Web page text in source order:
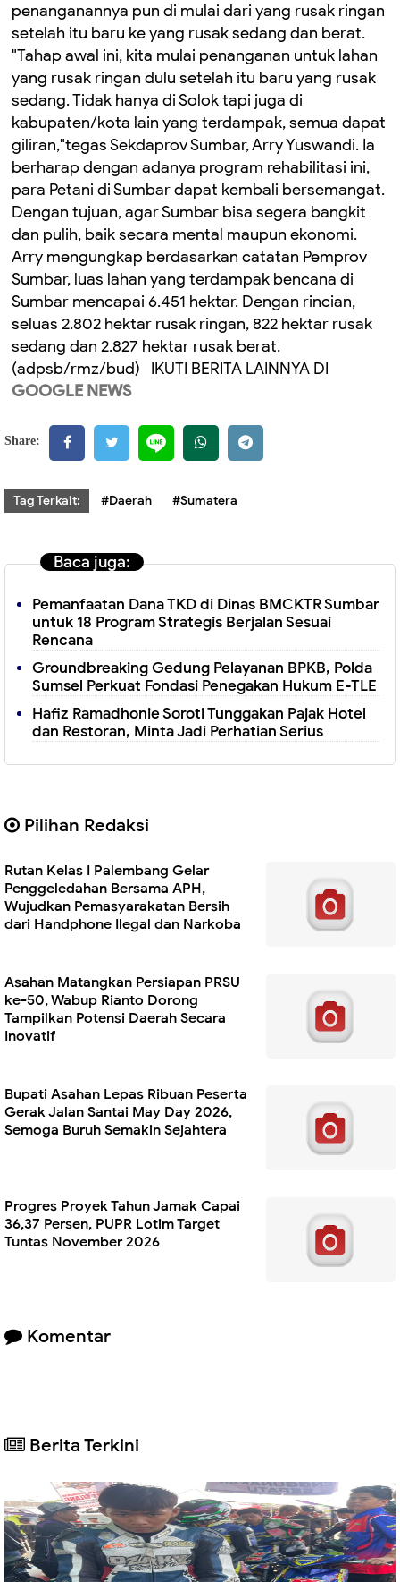
penanganannya pun di mulai dari yang rusak ringan
setelah itu baru ke yang rusak sedang dan berat.
"Tahap awal ini, kita mulai penanganan untuk lahan
yang rusak ringan dulu setelah itu baru yang rusak
sedang. Tidak hanya di Solok tapi juga di
kabupaten/kota lain yang terdampak, semua dapat
giliran,"tegas Sekdaprov Sumbar, Arry Yuswandi. Ia
berharap dengan adanya program rehabilitasi ini,
para Petani di Sumbar dapat kembali bersemangat.
Dengan tujuan, agar Sumbar bisa segera bangkit
dan pulih, baik secara mental maupun ekonomi.
Arry mengungkap berdasarkan catatan Pemprov
Sumbar, luas lahan yang terdampak bencana di
Sumbar mencapai 6.451 hektar. Dengan rincian,
seluas 2.802 hektar rusak ringan, 822 hektar rusak
sedang dan 2.827 hektar rusak berat.
(adpsb/rmz/bud) IKUTI BERITA LAINNYA DI
GOOGLE NEWS
Share:
Tag Terkait: #Daerah #Sumatera
Baca juga:
Pemanfaatan Dana TKD di Dinas BMCKTR Sumbar
untuk 18 Program Strategis Berjalan Sesuai
Rencana
Groundbreaking Gedung Pelayanan BPKB, Polda
Sumsel Perkuat Fondasi Penegakan Hukum E-TLE
Hafiz Ramadhonie Soroti Tunggakan Pajak Hotel
dan Restoran, Minta Jadi Perhatian Serius
Pilihan Redaksi
Rutan Kelas I Palembang Gelar
Penggeledahan Bersama APH,
Wujudkan Pemasyarakatan Bersih
dari Handphone Ilegal dan Narkoba
Asahan Matangkan Persiapan PRSU
ke-50, Wabup Rianto Dorong
Tampilkan Potensi Daerah Secara
Inovatif
Bupati Asahan Lepas Ribuan Peserta
Gerak Jalan Santai May Day 2026,
Semoga Buruh Semakin Sejahtera
Progres Proyek Tahun Jamak Capai
36,37 Persen, PUPR Lotim Target
Tuntas November 2026
Komentar
Berita Terkini